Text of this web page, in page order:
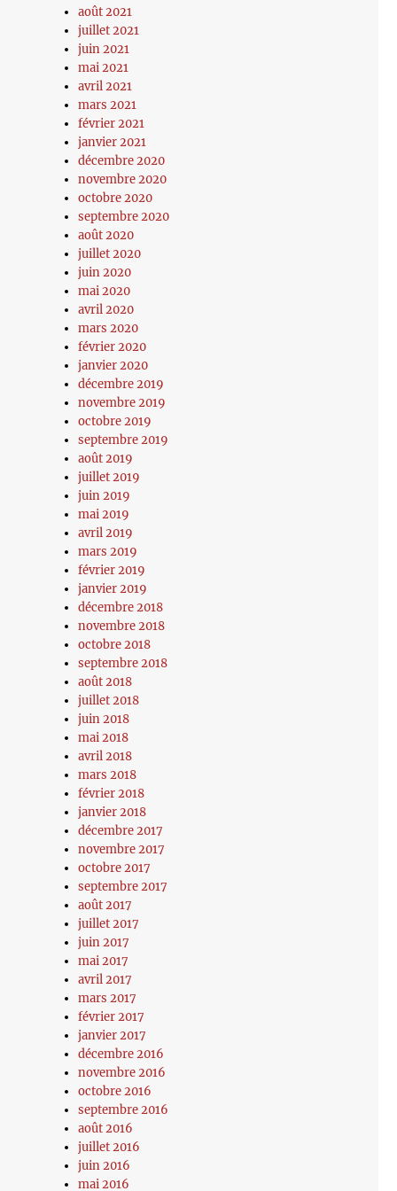
août 2021
juillet 2021
juin 2021
mai 2021
avril 2021
mars 2021
février 2021
janvier 2021
décembre 2020
novembre 2020
octobre 2020
septembre 2020
août 2020
juillet 2020
juin 2020
mai 2020
avril 2020
mars 2020
février 2020
janvier 2020
décembre 2019
novembre 2019
octobre 2019
septembre 2019
août 2019
juillet 2019
juin 2019
mai 2019
avril 2019
mars 2019
février 2019
janvier 2019
décembre 2018
novembre 2018
octobre 2018
septembre 2018
août 2018
juillet 2018
juin 2018
mai 2018
avril 2018
mars 2018
février 2018
janvier 2018
décembre 2017
novembre 2017
octobre 2017
septembre 2017
août 2017
juillet 2017
juin 2017
mai 2017
avril 2017
mars 2017
février 2017
janvier 2017
décembre 2016
novembre 2016
octobre 2016
septembre 2016
août 2016
juillet 2016
juin 2016
mai 2016